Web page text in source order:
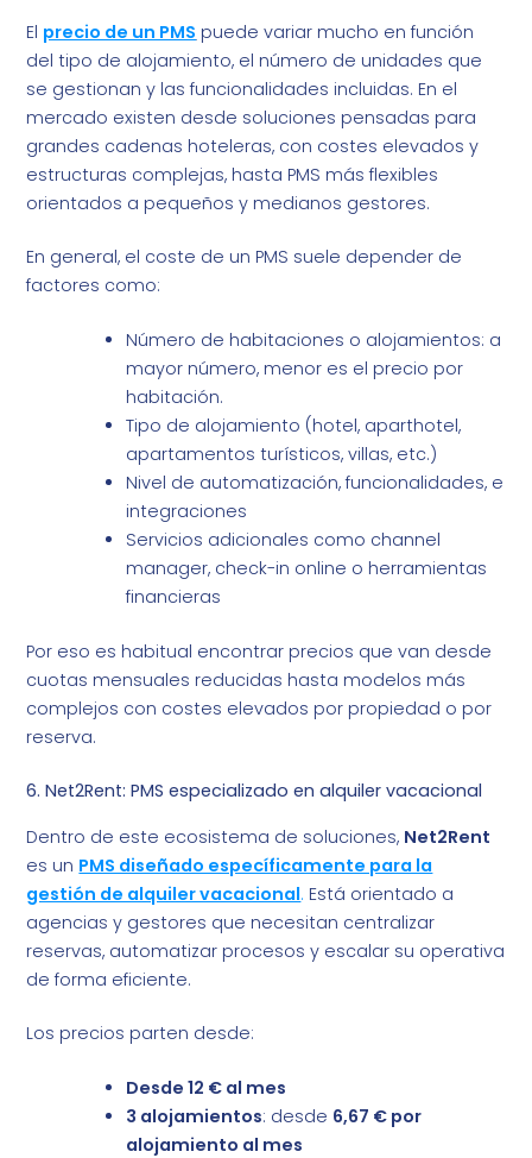
El precio de un PMS puede variar mucho en función
del tipo de alojamiento, el número de unidades que
se gestionan y las funcionalidades incluidas. En el
mercado existen desde soluciones pensadas para
grandes cadenas hoteleras, con costes elevados y
estructuras complejas, hasta PMS más flexibles
orientados a pequeños y medianos gestores.
En general, el coste de un PMS suele depender de
factores como:
Número de habitaciones o alojamientos: a
mayor número, menor es el precio por
habitación.
Tipo de alojamiento (hotel, aparthotel,
apartamentos turísticos, villas, etc.)
Nivel de automatización, funcionalidades, e
integraciones
Servicios adicionales como channel
manager, check-in online o herramientas
financieras
Por eso es habitual encontrar precios que van desde
cuotas mensuales reducidas hasta modelos más
complejos con costes elevados por propiedad o por
reserva.
6. Net2Rent: PMS especializado en alquiler vacacional
Dentro de este ecosistema de soluciones, Net2Rent
es un PMS diseñado específicamente para la
gestión de alquiler vacacional. Está orientado a
agencias y gestores que necesitan centralizar
reservas, automatizar procesos y escalar su operativa
de forma eficiente.
Los precios parten desde:
Desde 12 € al mes
3 alojamientos: desde 6,67 € por
alojamiento al mes